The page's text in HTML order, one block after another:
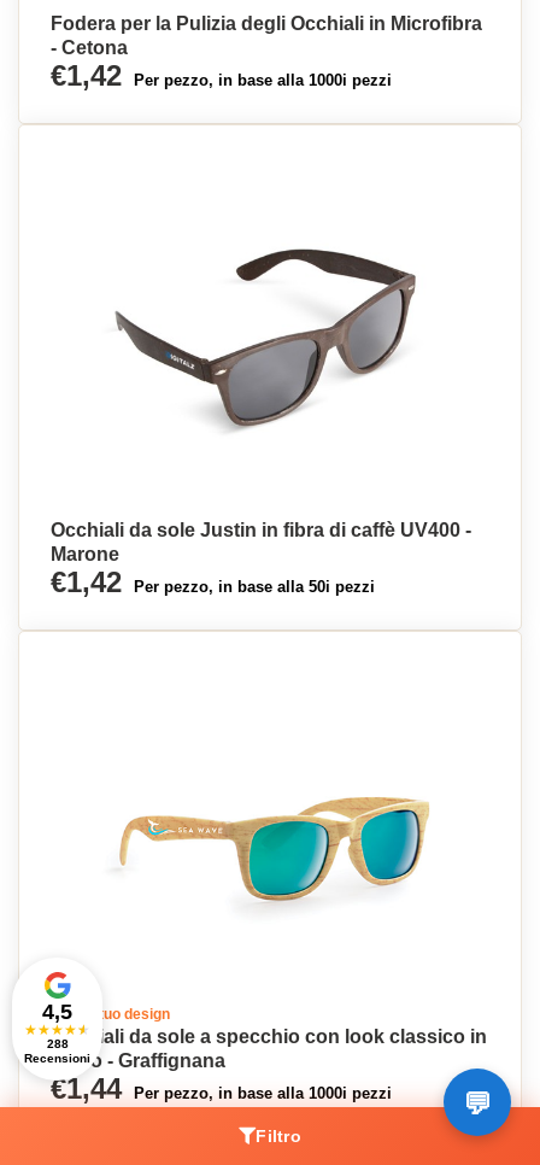
Fodera per la Pulizia degli Occhiali in Microfibra
- Cetona
€1,42 Per pezzo, in base alla 1000i pezzi
Occhiali da sole Justin in fibra di caffè UV400 -
Marone
€1,42 Per pezzo, in base alla 50i pezzi
Crea il tuo design
Occhiali da sole a specchio con look classico in
legno - Graffignana
€1,44 Per pezzo, in base alla 1000i pezzi
Filtro
4,5
★★★★★
288
Recensioni